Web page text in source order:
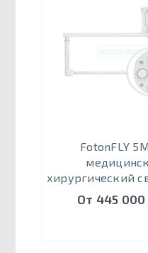
FotonFLY
хирургический
От 445 000